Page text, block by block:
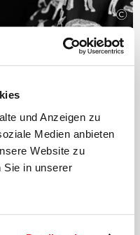
und Anzeigen zu
Medien anbieten
Website zu
Sie in unserer
©
ehrliche Emotion
ihren Zuhörern
Leben genießt sie es,
nichts verzichten zu
der Deutschen
und
in ihrer